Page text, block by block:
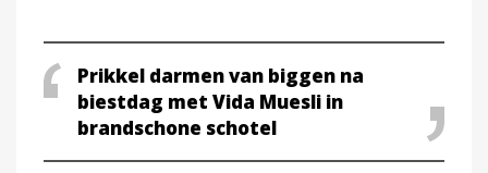
Prikkel darmen van biggen na
biestdag met Vida Muesli in
brandschone schotel